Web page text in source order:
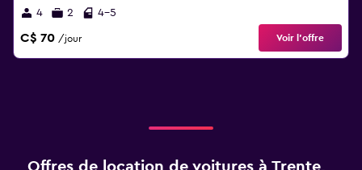
4 2 4-5
C$ 70 /jour Voir l’offre
Offres de location de voitures à Trente,